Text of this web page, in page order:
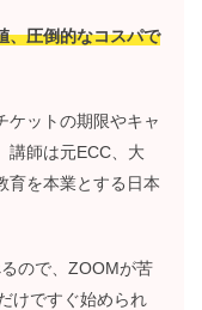
、圧倒的なコスパで
ケットの期限やキャ
講師は元ECC、大
育を本業とする日本
ので、ZOOMが苦
けですぐ始められ